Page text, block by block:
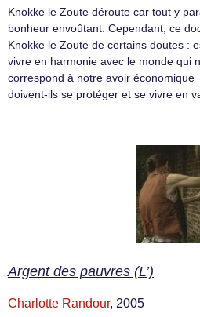
Knokke le Zoute déroute car tout y
bonheur envoûtant. Cependant, ce
Knokke le Zoute de certains doutes :
vivre en harmonie avec le monde qui
correspond à notre avoir économique
doivent-ils se protéger et se vivre en
Argent des pauvres (L’)
Charlotte Randour, 2005